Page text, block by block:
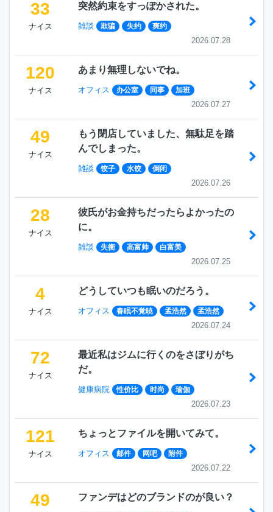
33
ナイス
突然約束をすっぽかされた。
雑談 欺骗 失约 爽约
2026.07.28
120
ナイス
あまり無理しないでね。
オフィス 办公室 同事 加班
2026.07.27
49
ナイス
もう閉店していました、無駄足を踏
んでしまった。
雑談 饺子 水饺 倒闭
2026.07.26
28
ナイス
彼氏がお金持ちだったらよかったの
に。
雑談 失衡 高富帅 白富美
2026.07.25
4
ナイス
どうしていつも眠いのだろう。
オフィス 春眠不覚暁 孟浩然 孟浩然
2026.07.24
72
ナイス
最近私はジムに行くのをさぼりがち
だ。
健康病院 性价比 时尚 瑜伽
2026.07.23
121
ナイス
ちょっとファイルを開いてみて。
オフィス 邮件 网吧 附件
2026.07.22
49 ファンデはどのブランドのが良い？